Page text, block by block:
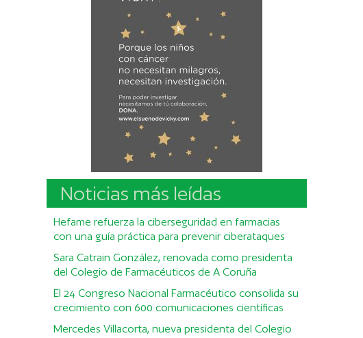
Noticias más leídas
Hefame refuerza la ciberseguridad en farmacias
con una guía práctica para prevenir ciberataques
Sara Catrain González, renovada como presidenta
del Colegio de Farmacéuticos de A Coruña
El 24 Congreso Nacional Farmacéutico consolida su
crecimiento con 600 comunicaciones científicas
Mercedes Villacorta, nueva presidenta del Colegio